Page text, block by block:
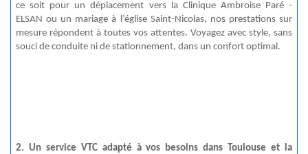
ce soit pour un déplacement vers la Clinique Ambroise Paré -
ELSAN ou un mariage à l’église Saint-Nicolas, nos prestations sur
mesure répondent à toutes vos attentes. Voyagez avec style, sans
souci de conduite ni de stationnement, dans un confort optimal.
2. Un service VTC adapté à vos besoins dans Toulouse et la